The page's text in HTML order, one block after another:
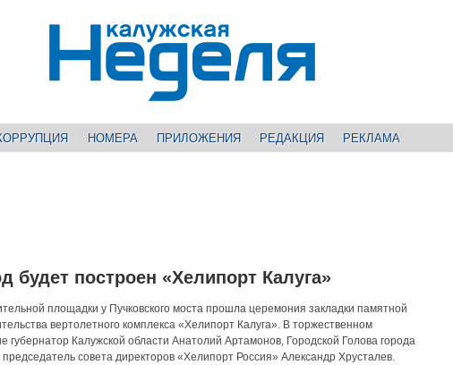
НОМЕРА ПРИЛОЖЕНИЯ РЕДАКЦИЯ РЕКЛАМА
будет построен «Хелипорт Калуга»
площадки у Пучковского моста прошла церемония закладки памятной
вертолетного комплекса «Хелипорт Калуга». В торжественном
губернатор Калужской области Анатолий Артамонов, Городской Голова города
председатель совета директоров «Хелипорт Россия» Александр Хрусталев.